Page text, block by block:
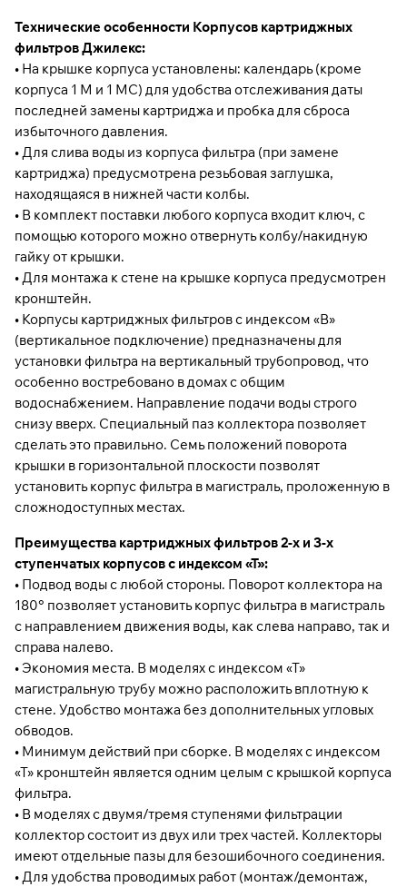
Технические особенности Корпусов картриджных
фильтров Джилекс:
• На крышке корпуса установлены: календарь (кроме
корпуса 1 М и 1 МС) для удобства отслеживания даты
последней замены картриджа и пробка для сброса
избыточного давления.
• Для слива воды из корпуса фильтра (при замене
картриджа) предусмотрена резьбовая заглушка,
находящаяся в нижней части колбы.
• В комплект поставки любого корпуса входит ключ, с
помощью которого можно отвернуть колбу/накидную
гайку от крышки.
• Для монтажа к стене на крышке корпуса предусмотрен
кронштейн.
• Корпусы картриджных фильтров с индексом «В»
(вертикальное подключение) предназначены для
установки фильтра на вертикальный трубопровод, что
особенно востребовано в домах с общим
водоснабжением. Направление подачи воды строго
снизу вверх. Специальный паз коллектора позволяет
сделать это правильно. Семь положений поворота
крышки в горизонтальной плоскости позволят
установить корпус фильтра в магистраль, проложенную в
сложнодоступных местах.
Преимущества картриджных фильтров 2-х и 3-х
ступенчатых корпусов с индексом «Т»:
• Подвод воды с любой стороны. Поворот коллектора на
180° позволяет установить корпус фильтра в магистраль
с направлением движения воды, как слева направо, так и
справа налево.
• Экономия места. В моделях с индексом «Т»
магистральную трубу можно расположить вплотную к
стене. Удобство монтажа без дополнительных угловых
обводов.
• Минимум действий при сборке. В моделях с индексом
«Т» кронштейн является одним целым с крышкой корпуса
фильтра.
• В моделях с двумя/тремя ступенями фильтрации
коллектор состоит из двух или трех частей. Коллекторы
имеют отдельные пазы для безошибочного соединения.
• Для удобства проводимых работ (монтаж/демонтаж,